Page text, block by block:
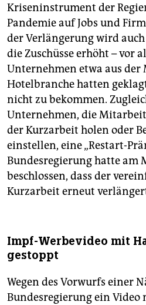
Kriseninstrument der
Pandemie auf Jobs und
der Verlängerung wird
die Zuschüsse erhöht – vor
Unternehmen etwa aus der
Hotelbranche hatten
nicht zu bekommen.
Unternehmen, die
der Kurzarbeit holen oder
einstellen, eine „Restart-
Bundesregierung hatte am
beschlossen, dass der
Kurzarbeit erneut
Impf-Werbevideo mit
gestoppt
Wegen des Vorwurfs einer
Bundesregierung ein